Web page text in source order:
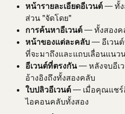
หน้ารายละเอียดอีเวนต์ — ทั้ง
ส่วน "จัดโดย"
การค้นหาอีเวนต์ — ทั้งสองค
หน้าของแต่ละคลับ — อีเวนต์
ที่จะมาถึงและแถบเลื่อนแน
อีเวนต์ที่ตรงกัน — หลังจบอีเ
อ้างอิงถึงทั้งสองคลับ
ใบปลิวอีเวนต์ — เมื่อคุณแชร์
ไอคอนคลับทั้งสอง